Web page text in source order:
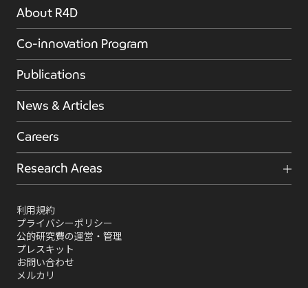
About R4D
Co-innovation Program
Publications
News & Articles
Careers
Research Areas
利用規約
プライバシーポリシー
公的研究費の運営・管理
プレスキット
お問い合わせ
メルカリ